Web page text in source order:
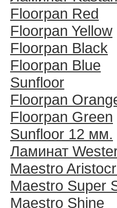
Floorpan Red
Floorpan Yellow
Floorpan Black
Floorpan Blue
Sunfloor
Floorpan
Floorpan Green
Sunfloor 12 мм.
Ламинат
Maestro
Maestro Super
Maestro Shine